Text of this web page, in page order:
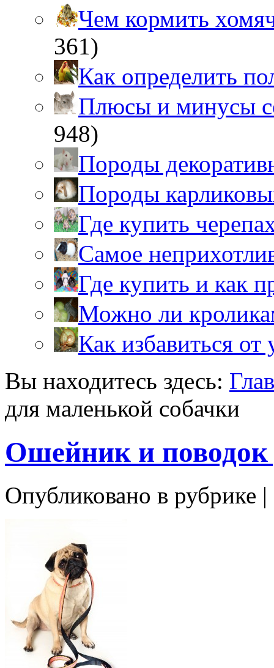
Чем кормить
361)
Как определить
Плюсы и минусы
948)
Породы
Породы
Где купить
Самое
Где купить и как
Можно ли
Как избавиться от
Вы находитесь здесь:
для маленькой собачки
Ошейник и поводок
Опубликовано в рубрике |